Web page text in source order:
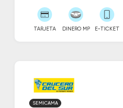
TARJETA DINERO MP E-TICKET
SEMICAMA